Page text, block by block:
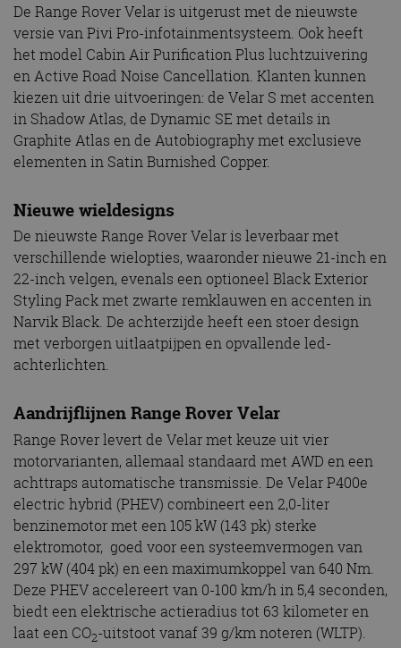
De Range Rover Velar is uitgerust met de nieuwste
versie van Pivi Pro-infotainmentsysteem. Ook heeft
het model Cabin Air Purification Plus luchtzuivering
en Active Road Noise Cancellation. Klanten kunnen
kiezen uit drie uitvoeringen: de Velar S met accenten
in Shadow Atlas, de Dynamic SE met details in
Graphite Atlas en de Autobiography met exclusieve
elementen in Satin Burnished Copper.
Nieuwe wieldesigns
De nieuwste Range Rover Velar is leverbaar met
verschillende wielopties, waaronder nieuwe 21-inch en
22-inch velgen, evenals een optioneel Black Exterior
Styling Pack met zwarte remklauwen en accenten in
Narvik Black. De achterzijde heeft een stoer design
met verborgen uitlaatpijpen en opvallende led-
achterlichten.
Aandrijflijnen Range Rover Velar
Range Rover levert de Velar met keuze uit vier
motorvarianten, allemaal standaard met AWD en een
achttraps automatische transmissie. De Velar P400e
electric hybrid (PHEV) combineert een 2,0-liter
benzinemotor met een 105 kW (143 pk) sterke
elektromotor, goed voor een systeemvermogen van
297 kW (404 pk) en een maximumkoppel van 640 Nm.
Deze PHEV accelereert van 0-100 km/h in 5,4 seconden,
biedt een elektrische actieradius tot 63 kilometer en
laat een CO2-uitstoot vanaf 39 g/km noteren (WLTP).